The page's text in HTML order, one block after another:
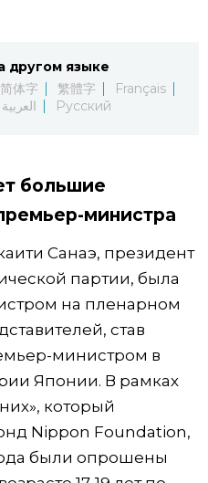
другом языке
简体字 繁體字
Français
العربية Русский
большие
министра
Санаэ, президент
партии, была
на пленарном
став
министром в
Японии. В рамках
который
Nippon Foundation,
были опрошены